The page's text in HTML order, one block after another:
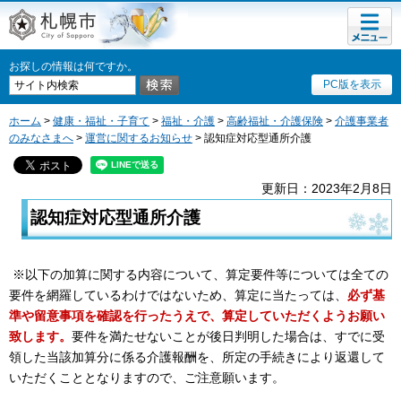
札幌市
お探しの情報は何ですか。
PC版を表示
メニュ
ー
ホーム > 健康・福祉・子育て > 福祉・介護 > 高齢福祉・介護保険 > 介護事業者
のみなさまへ > 運営に関するお知らせ > 認知症対応型通所介護
更新日：2023年2月8日
認知症対応型通所介護
※以下の加算に関する内容について、算定要件等については全ての
要件を網羅しているわけではないため、算定に当たっては、 必ず基
準や留意事項を確認を行ったうえで、算定していただくようお願い
致します。 要件を満たせないことが後日判明した場合は、すでに受
領した当該加算分に係る介護報酬を、所定の手続きにより返還して
いただくこととなりますので、ご注意願います。